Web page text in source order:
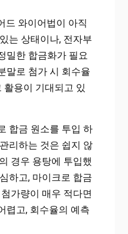
드 와이어법이 아직
는 상태이나, 전자부
밀한 합금화가 필요
말로 첨가 시 회수율
활용이 기대되고 있
합금 원소를 투입 하
리하는 것은 쉽지 않
경우 용탕에 투입했
하고, 마이크로 합금
가량이 매우 적다면
렵고, 회수율의 예측